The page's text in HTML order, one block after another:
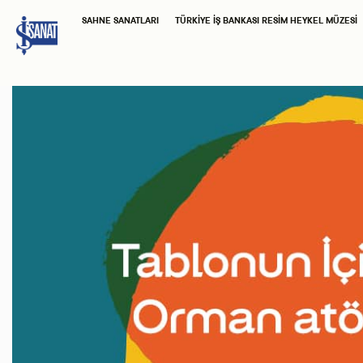
SAHNE SANATLARI TÜRKIYE İŞ BANKASI RESIM HEYKEL MÜZESI